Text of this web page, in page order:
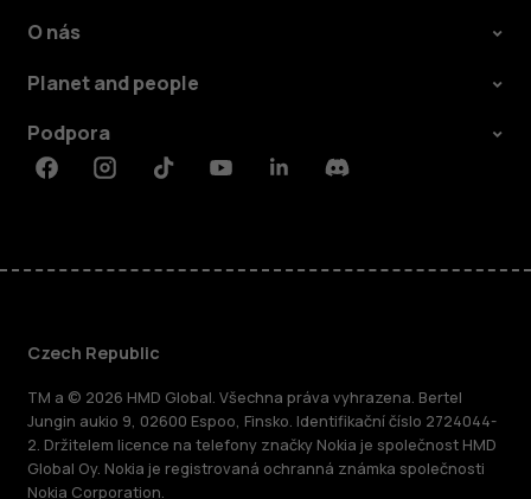
O nás
Planet and people
Podpora
FacebookInstagramTiktokYoutubeLinkedinDiscord
Czech Republic
TM a © 2026 HMD Global. Všechna práva vyhrazena. Bertel
Jungin aukio 9, 02600 Espoo, Finsko. Identifikační číslo 2724044-
2. Držitelem licence na telefony značky Nokia je společnost HMD
Global Oy. Nokia je registrovaná ochranná známka společnosti
Nokia Corporation.